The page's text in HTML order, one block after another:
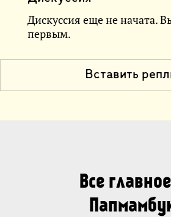
Дискуссия еще не начата.
первым.
Вставить
Все